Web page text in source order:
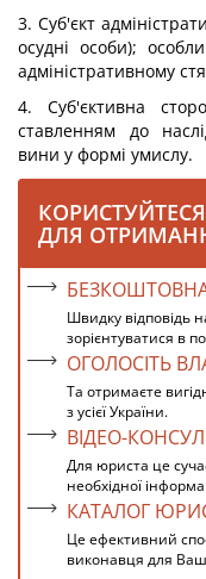
3. Суб'єкт
осудні особи);
адміністративному
4. Суб'єктивна
ставленням до
вини у формі умислу.
ДЛЯ
Швидку
зорієнтуватися в
ОГОЛОСІТЬ
Та отримаєте
з усієї України.
ВІДЕО-
Для юриста це
необхідної
КАТАЛОГ
Це ефективний
виконавця для